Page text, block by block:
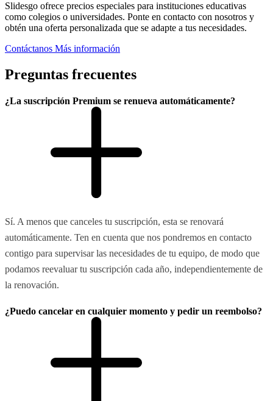
Slidesgo ofrece precios especiales para instituciones educativas
como colegios o universidades. Ponte en contacto con nosotros y
obtén una oferta personalizada que se adapte a tus necesidades.
Contáctanos Más información
Preguntas frecuentes
¿La suscripción Premium se renueva automáticamente?
Sí. A menos que canceles tu suscripción, esta se renovará
automáticamente. Ten en cuenta que nos pondremos en contacto
contigo para supervisar las necesidades de tu equipo, de modo que
podamos reevaluar tu suscripción cada año, independientemente de
la renovación.
¿Puedo cancelar en cualquier momento y pedir un reembolso?